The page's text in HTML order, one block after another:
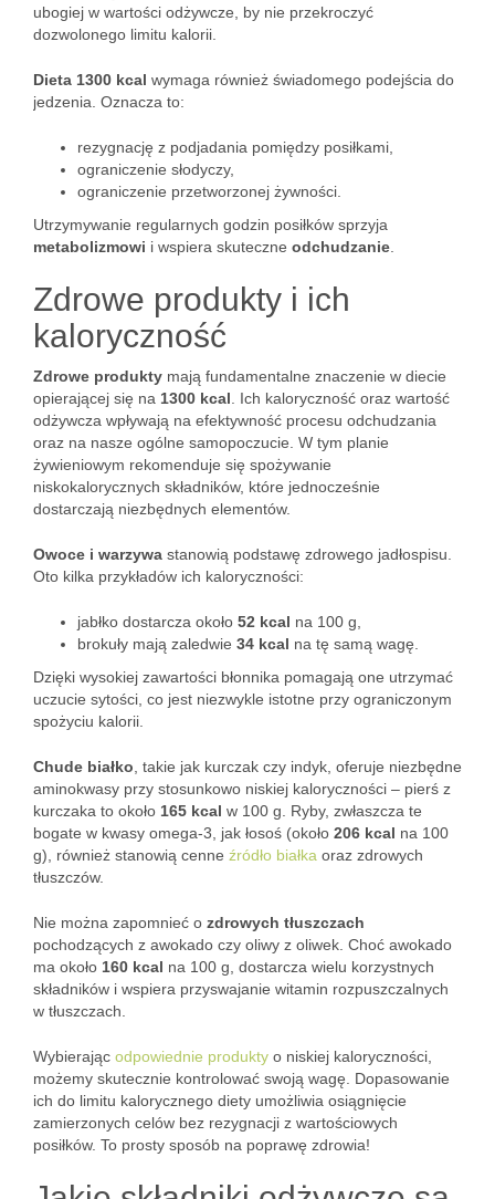
ubogiej w wartości odżywcze, by nie przekroczyć
dozwolonego limitu kalorii.
Dieta 1300 kcal wymaga również świadomego podejścia do
jedzenia. Oznacza to:
rezygnację z podjadania pomiędzy posiłkami,
ograniczenie słodyczy,
ograniczenie przetworzonej żywności.
Utrzymywanie regularnych godzin posiłków sprzyja
metabolizmowi i wspiera skuteczne odchudzanie
Zdrowe produkty i ich
kaloryczność
Zdrowe produkty mają fundamentalne znaczenie w diecie
opierającej się na 1300 kcal . Ich kaloryczność oraz wartość
odżywcza wpływają na efektywność procesu odchudzania
oraz na nasze ogólne samopoczucie. W tym planie
żywieniowym rekomenduje się spożywanie
niskokalorycznych składników, które jednocześnie
dostarczają niezbędnych elementów.
Owoce i warzywa stanowią podstawę zdrowego jadłospisu.
Oto kilka przykładów ich kaloryczności:
jabłko dostarcza około 52 kcal na 100 g,
brokuły mają zaledwie 34 kcal na tę samą wagę.
Dzięki wysokiej zawartości błonnika pomagają one utrzymać
uczucie sytości, co jest niezwykle istotne przy ograniczonym
spożyciu kalorii.
Chude białko , takie jak kurczak czy indyk, oferuje niezbędne
aminokwasy przy stosunkowo niskiej kaloryczności – pierś z
kurczaka to około 165 kcal w 100 g. Ryby, zwłaszcza te
bogate w kwasy omega-3, jak łosoś (około 206 kcal na 100
g), również stanowią cenne źródło białka oraz zdrowych
tłuszczów.
Nie można zapomnieć o zdrowych tłuszczach
pochodzących z awokado czy oliwy z oliwek. Choć awokado
ma około 160 kcal na 100 g, dostarcza wielu korzystnych
składników i wspiera przyswajanie witamin rozpuszczalnych
w tłuszczach.
Wybierając odpowiednie produkty o niskiej kaloryczności,
możemy skutecznie kontrolować swoją wagę. Dopasowanie
ich do limitu kalorycznego diety umożliwia osiągnięcie
zamierzonych celów bez rezygnacji z wartościowych
posiłków. To prosty sposób na poprawę zdrowia!